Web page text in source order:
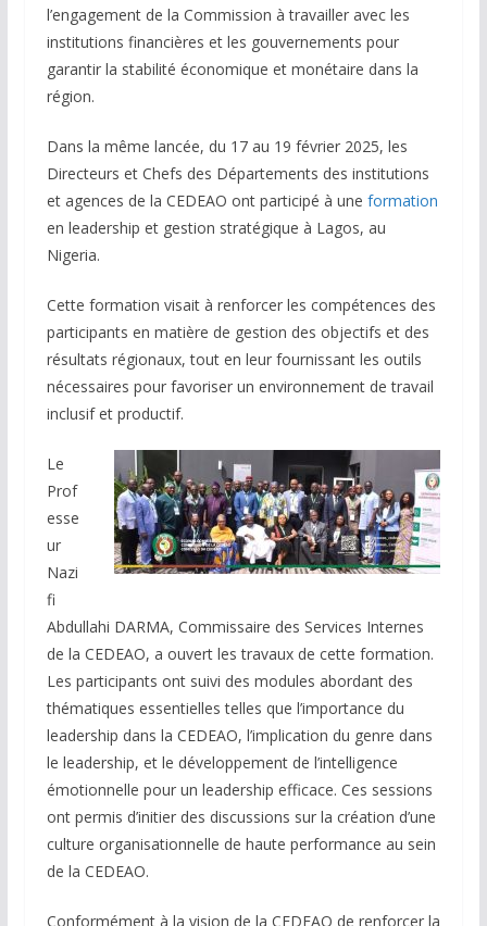
l’engagement de la Commission à travailler avec les
institutions financières et les gouvernements pour
garantir la stabilité économique et monétaire dans la
région.
Dans la même lancée, du 17 au 19 février 2025, les
Directeurs et Chefs des Départements des institutions
et agences de la CEDEAO ont participé à une formation
en leadership et gestion stratégique à Lagos, au
Nigeria.
Cette formation visait à renforcer les compétences des
participants en matière de gestion des objectifs et des
résultats régionaux, tout en leur fournissant les outils
nécessaires pour favoriser un environnement de travail
inclusif et productif.
Le
Prof
esse
ur
Nazi
fi
Abdullahi DARMA, Commissaire des Services Internes
de la CEDEAO, a ouvert les travaux de cette formation.
Les participants ont suivi des modules abordant des
thématiques essentielles telles que l’importance du
leadership dans la CEDEAO, l’implication du genre dans
le leadership, et le développement de l’intelligence
émotionnelle pour un leadership efficace. Ces sessions
ont permis d’initier des discussions sur la création d’une
culture organisationnelle de haute performance au sein
de la CEDEAO.
Conformément à la vision de la CEDEAO de renforcer la